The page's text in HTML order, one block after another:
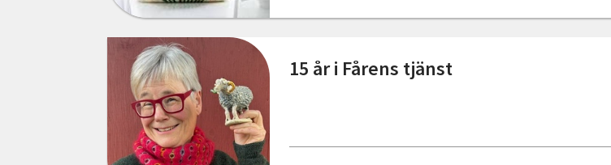
Falun
Fengersfors
Figeholm
Fjällbacka
15 år i Fårens tjänst